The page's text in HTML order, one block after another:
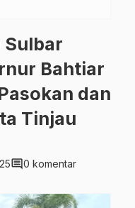
Sulbar
Bahtiar
dan
Tinjau
comment0 komentar